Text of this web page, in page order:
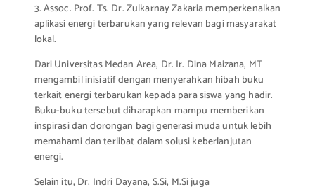
3. Assoc. Prof. Ts. Dr. Zulkarnay Zakaria memperkenalkan
aplikasi energi terbarukan yang relevan bagi masyarakat
lokal.
Dari Universitas Medan Area, Dr. Ir. Dina Maizana, MT
mengambil inisiatif dengan menyerahkan hibah buku
terkait energi terbarukan kepada para siswa yang hadir.
Buku-buku tersebut diharapkan mampu memberikan
inspirasi dan dorongan bagi generasi muda untuk lebih
memahami dan terlibat dalam solusi keberlanjutan
energi.
Selain itu, Dr. Indri Dayana, S.Si, M.Si juga